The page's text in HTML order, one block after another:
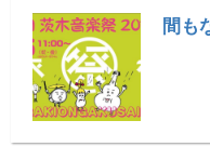
間も